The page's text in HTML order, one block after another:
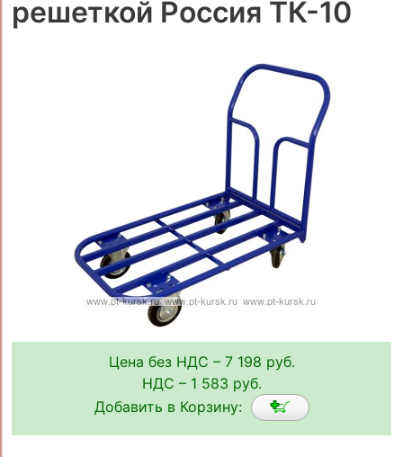
решеткой Россия ТК-10
Цена без НДС – 7 198 руб.
НДС – 1 583 руб.
Добавить в Корзину: